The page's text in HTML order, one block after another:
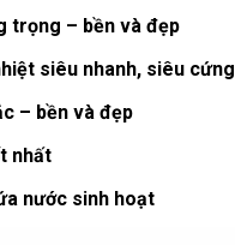
trọng – bền và đẹp
siêu nhanh, siêu cứng
– bền và đẹp
nhất
nước sinh hoạt